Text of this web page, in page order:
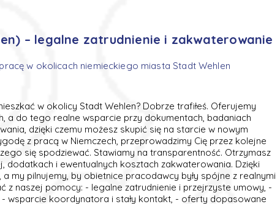
– legalne zatrudnienie i zakwaterowanie
w okolicach niemieckiego miasta Stadt Wehlen
w okolicy Stadt Wehlen? Dobrze trafiłeś. Oferujemy
a do tego realne wsparcie przy dokumentach, badaniach
dzięki czemu możesz skupić się na starcie w nowym
z pracą w Niemczech, przeprowadzimy Cię przez kolejne
się spodziewać. Stawiamy na transparentność. Otrzymasz
i ewentualnych kosztach zakwaterowania. Dzięki
my pilnujemy, by obietnice pracodawcy były spójne z realnymi
z naszej pomocy: - legalne zatrudnienie i przejrzyste umowy, -
wsparcie koordynatora i stały kontakt, - oferty dopasowane